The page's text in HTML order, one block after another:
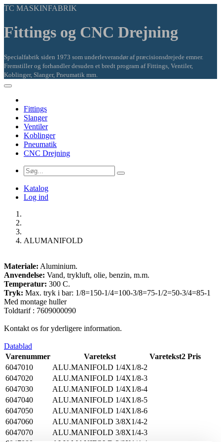
TC MASKINFABRIK
Fittings og CNC Drejning
Specialfabrik siden 1973 som underleverandør af præcisionsdrejede emner.
Fremstiller og forhandler desuden et bredt program af Fittings, Ventiler,
Koblinger, Slanger, Pneumatik mm.
Fittings
Slanger
Ventiler
Koblinger
Pneumatik
CNC Drejning
Katalog
Log ind
ALUMANIFOLD
Materiale: Aluminium.
Anvendelse: Vand, trykluft, olie, benzin, m.m.
Temperatur: 300 C.
Tryk: Max. tryk i bar: 1/8=150-1/4=100-3/8=75-1/2=50-3/4=85-1
Med montage huller
Toldtarif : 7609000090
Kontakt os for yderligere information.
Datablad
Varenummer
Varetekst Varetekst2 Pris
6047010
ALU.MANIFOLD 1/4X1/8-2
6047020
ALU.MANIFOLD 1/4X1/8-3
6047030
ALU.MANIFOLD 1/4X1/8-4
6047040
ALU.MANIFOLD 1/4X1/8-5
6047050
ALU.MANIFOLD 1/4X1/8-6
6047060
ALU.MANIFOLD 3/8X1/4-2
6047070
ALU.MANIFOLD 3/8X1/4-3